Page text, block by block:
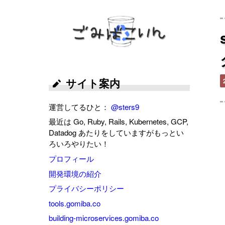
ごみばこいん
サイト案内
運営してるひと：@sters9
最近は Go, Ruby, Rails, Kubernetes, GCP,
Datadog あたりをしていますがもっとい
ろいろやりたい！
プロフィール
開発環境の紹介
プライバシーポリシー
tools.gomiba.co
building-microservices.gomiba.co